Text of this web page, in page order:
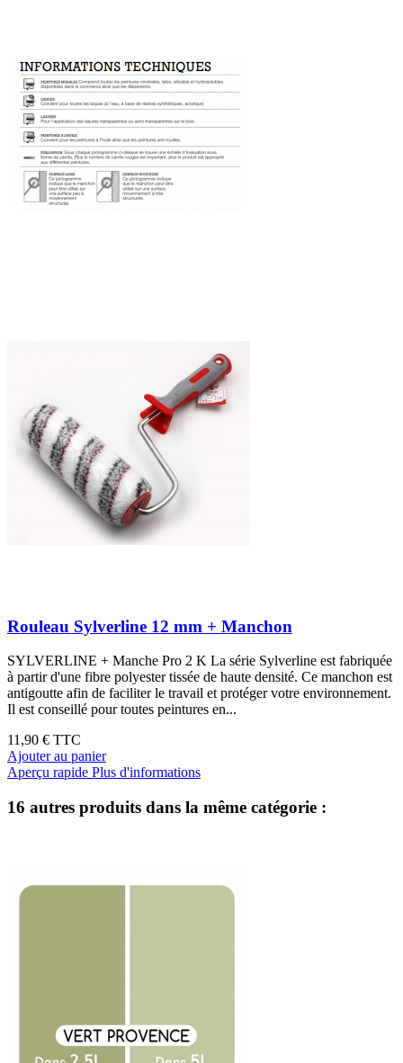
Rouleau Sylverline 12 mm + Manchon
SYLVERLINE + Manche Pro 2 K La série Sylverline est fabriquée
à partir d'une fibre polyester tissée de haute densité. Ce manchon est
antigoutte afin de faciliter le travail et protéger votre environnement.
Il est conseillé pour toutes peintures en...
11,90 € TTC
Ajouter au panier
Aperçu rapide Plus d'informations
16 autres produits dans la même catégorie :